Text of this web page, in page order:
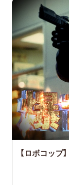
【ロボコップ】